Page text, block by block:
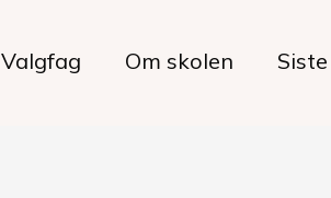
Valgfag Om skolen